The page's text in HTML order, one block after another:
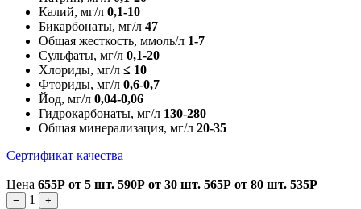
Калий, мг/л 0,1-10
Бикарбонаты, мг/л 47
Общая жесткость, ммоль/л 1-7
Сульфаты, мг/л 0,1-20
Хлориды, мг/л ≤ 10
Фториды, мг/л 0,6-0,7
Йод, мг/л 0,04-0,06
Гидрокарбонаты, мг/л 130-280
Общая минерализация, мг/л 20-35
Сертификат качества
Цена 655Р от 5 шт. 590Р от 30 шт. 565Р от 80 шт. 535Р
− 1 +